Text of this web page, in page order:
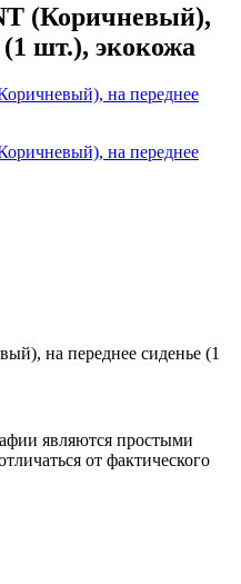
(Коричневый),
(1 шт.), экокожа
на переднее сиденье (1
являются простыми
от фактического